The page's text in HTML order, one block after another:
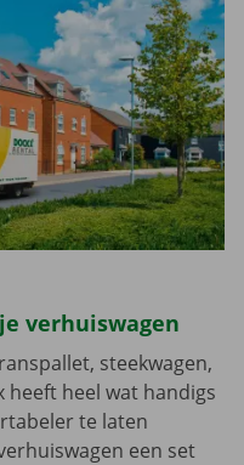
verhuiswagen
steekwagen,
heeft heel wat handigs
te laten
een set